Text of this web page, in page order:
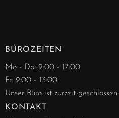
BÜROZEITEN
Mo - Do: 9:00 - 17:00
Fr: 9:00 - 13:00
Unser Büro ist zurzeit geschlossen.
KONTAKT